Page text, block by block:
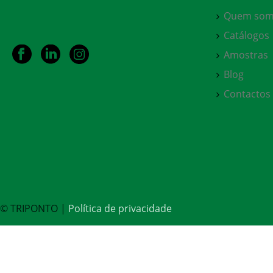
Quem
Catálogos
Amostras
Blog
Contactos
© TRIPONTO | Política de privacidade